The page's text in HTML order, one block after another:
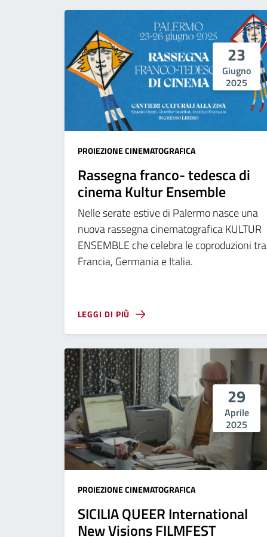
23
Giugno
2025
PROIEZIONE CINEMATOGRAFICA
Rassegna franco- tedesca di
cinema Kultur Ensemble
Nelle serate estive di Palermo nasce una
nuova rassegna cinematografica KULTUR
ENSEMBLE che celebra le coproduzioni tra
Francia, Germania e Italia.
LEGGI DI PIÙ
29
Aprile
2025
PROIEZIONE CINEMATOGRAFICA
SICILIA QUEER International
New Visions FILMFEST